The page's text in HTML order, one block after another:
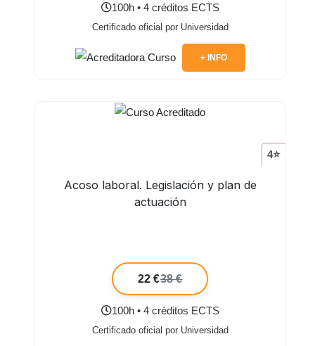
100h • 4 créditos ECTS
Certificado oficial por Universidad
+ INFO
4⭐
Acoso laboral. Legislación y plan de
actuación
22 €38 €
100h • 4 créditos ECTS
Certificado oficial por Universidad